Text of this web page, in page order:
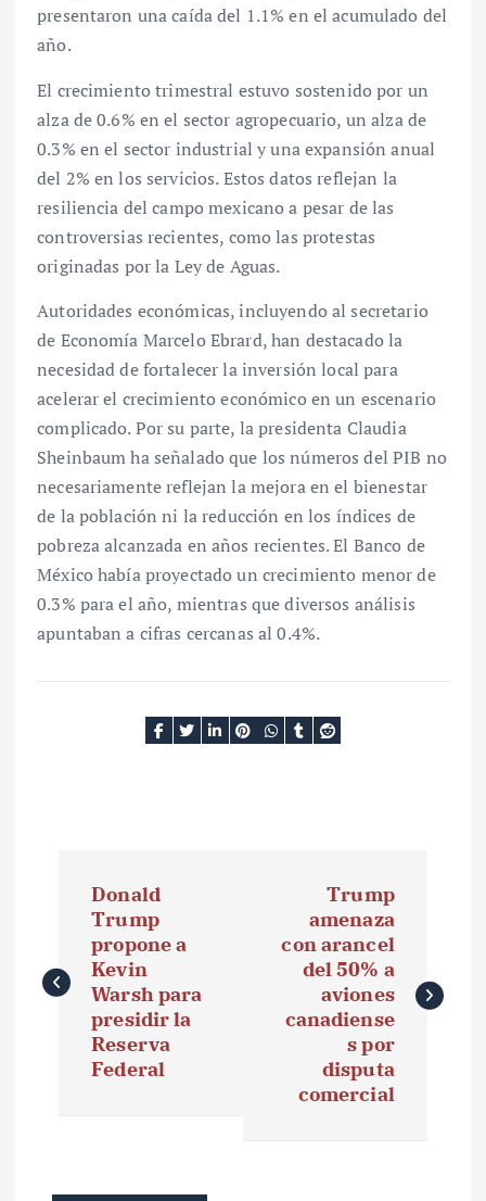
presentaron una caída del 1.1% en el acumulado del
año.
El crecimiento trimestral estuvo sostenido por un
alza de 0.6% en el sector agropecuario, un alza de
0.3% en el sector industrial y una expansión anual
del 2% en los servicios. Estos datos reflejan la
resiliencia del campo mexicano a pesar de las
controversias recientes, como las protestas
originadas por la Ley de Aguas.
Autoridades económicas, incluyendo al secretario
de Economía Marcelo Ebrard, han destacado la
necesidad de fortalecer la inversión local para
acelerar el crecimiento económico en un escenario
complicado. Por su parte, la presidenta Claudia
Sheinbaum ha señalado que los números del PIB no
necesariamente reflejan la mejora en el bienestar
de la población ni la reducción en los índices de
pobreza alcanzada en años recientes. El Banco de
México había proyectado un crecimiento menor de
0.3% para el año, mientras que diversos análisis
apuntaban a cifras cercanas al 0.4%.
v
e
Donald
Trump
propone a
Kevin
Warsh para
presidir la
Reserva
Federal
Trump
amenaza
con arancel
del 50% a
aviones
canadiense
s por
disputa
comercial